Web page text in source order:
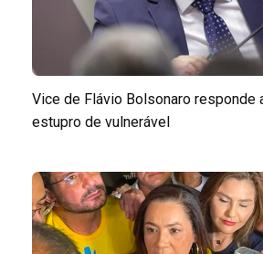
Vice de Flávio Bolsonaro responde
estupro de vulnerável